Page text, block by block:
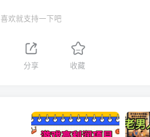
喜欢就支持一下吧
分享 收藏